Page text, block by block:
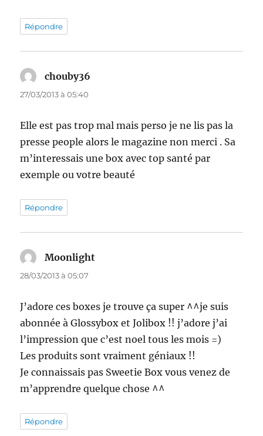
Répondre
chouby36
27/03/2013 à 05:40
Elle est pas trop mal mais perso je ne lis pas la
presse people alors le magazine non merci . Sa
m’interessais une box avec top santé par
exemple ou votre beauté
Répondre
Moonlight
28/03/2013 à 05:07
J’adore ces boxes je trouve ça super ^^je suis
abonnée à Glossybox et Jolibox !! j’adore j’ai
l’impression que c’est noel tous les mois =)
Les produits sont vraiment géniaux !!
Je connaissais pas Sweetie Box vous venez de
m’apprendre quelque chose ^^
Répondre